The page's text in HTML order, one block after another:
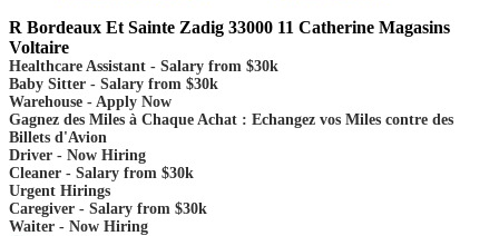
R Bordeaux Et Sainte Zadig 33000 11 Catherine Magasins
Voltaire
Healthcare Assistant - Salary from $30k
Baby Sitter - Salary from $30k
Warehouse - Apply Now
Gagnez des Miles à Chaque Achat : Echangez vos Miles contre des
Billets d'Avion
Driver - Now Hiring
Cleaner - Salary from $30k
Urgent Hirings
Caregiver - Salary from $30k
Waiter - Now Hiring